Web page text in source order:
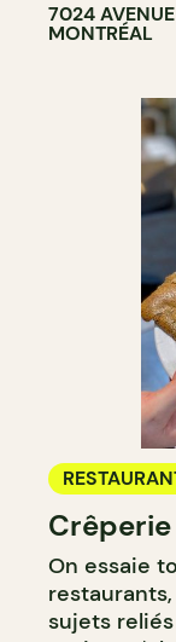
7024
MONTRÉAL
On essaie
sujets reliés